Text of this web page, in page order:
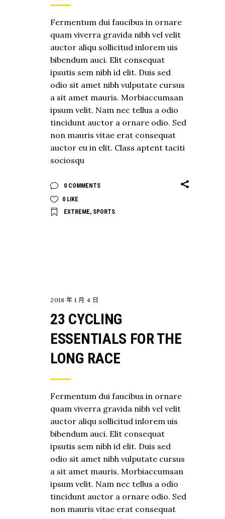
Fermentum dui faucibus in ornare
quam viverra gravida nibh vel velit
auctor aliqu sollicitud inlorem uis
bibendum auci. Elit consequat
ipsutis sem nibh id elit. Duis sed
odio sit amet nibh vulputate cursus
a sit amet mauris. Morbiaccumsan
ipsum velit. Nam nec tellus a odio
tincidunt auctor a ornare odio. Sed
non mauris vitae erat consequat
auctor eu in elit. Class aptent taciti
sociosqu
0 COMMENTS
0 LIKE
EXTREME, SPORTS
2018 年 1 月 4 日
23 CYCLING
ESSENTIALS FOR THE
LONG RACE
Fermentum dui faucibus in ornare
quam viverra gravida nibh vel velit
auctor aliqu sollicitud inlorem uis
bibendum auci. Elit consequat
ipsutis sem nibh id elit. Duis sed
odio sit amet nibh vulputate cursus
a sit amet mauris. Morbiaccumsan
ipsum velit. Nam nec tellus a odio
tincidunt auctor a ornare odio. Sed
non mauris vitae erat consequat